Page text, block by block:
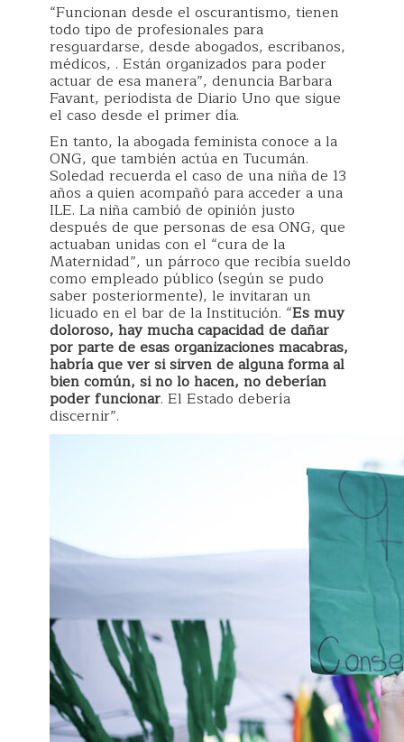
“Funcionan desde el oscurantismo, tienen
todo tipo de profesionales para
resguardarse, desde abogados, escribanos,
médicos, . Están organizados para poder
actuar de esa manera”, denuncia Barbara
Favant, periodista de Diario Uno que sigue
el caso desde el primer día.
En tanto, la abogada feminista conoce a la
ONG, que también actúa en Tucumán.
Soledad recuerda el caso de una niña de 13
años a quien acompañó para acceder a una
ILE. La niña cambió de opinión justo
después de que personas de esa ONG, que
actuaban unidas con el “cura de la
Maternidad”, un párroco que recibía sueldo
como empleado público (según se pudo
saber posteriormente), le invitaran un
licuado en el bar de la Institución. “Es muy
doloroso, hay mucha capacidad de dañar
por parte de esas organizaciones macabras,
habría que ver si sirven de alguna forma al
bien común, si no lo hacen, no deberían
poder funcionar. El Estado debería
discernir”.